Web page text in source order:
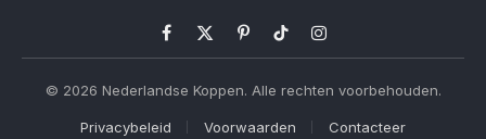
Facebook
X
PinterestTikTokInstagram
© 2026 Nederlandse Koppen. Alle rechten voorbehouden.
Privacybeleid Voorwaarden Contacteer